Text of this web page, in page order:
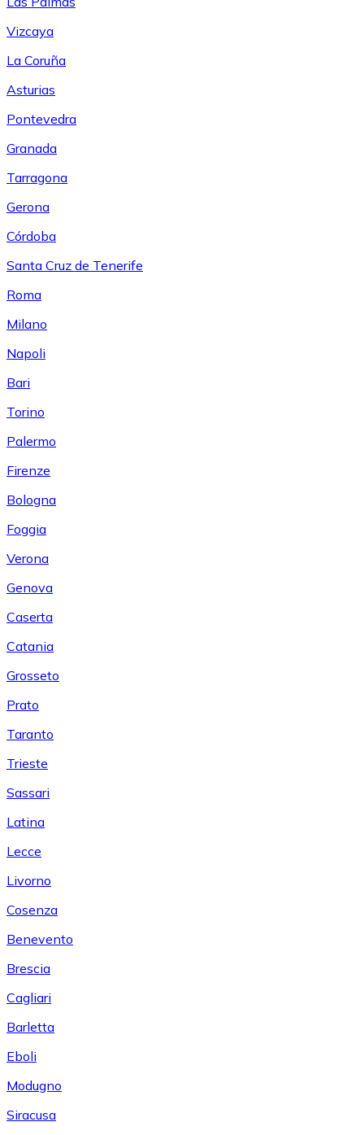
Vizcaya
La Coruña
Asturias
Pontevedra
Granada
Tarragona
Gerona
Córdoba
Santa Cruz de Tenerife
Roma
Milano
Napoli
Bari
Torino
Palermo
Firenze
Bologna
Foggia
Verona
Genova
Caserta
Catania
Grosseto
Prato
Taranto
Trieste
Sassari
Latina
Lecce
Livorno
Cosenza
Benevento
Brescia
Cagliari
Barletta
Eboli
Modugno
Siracusa